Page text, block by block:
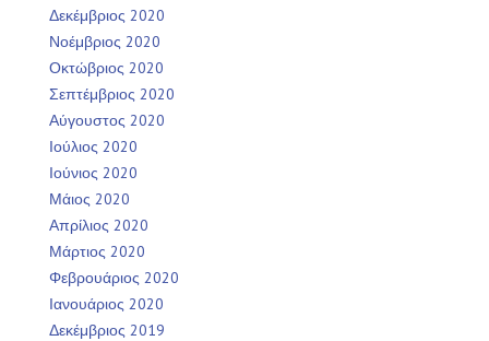
Δεκέμβριος 2020
Νοέμβριος 2020
Οκτώβριος 2020
Σεπτέμβριος 2020
Αύγουστος 2020
Ιούλιος 2020
Ιούνιος 2020
Μάιος 2020
Απρίλιος 2020
Μάρτιος 2020
Φεβρουάριος 2020
Ιανουάριος 2020
Δεκέμβριος 2019